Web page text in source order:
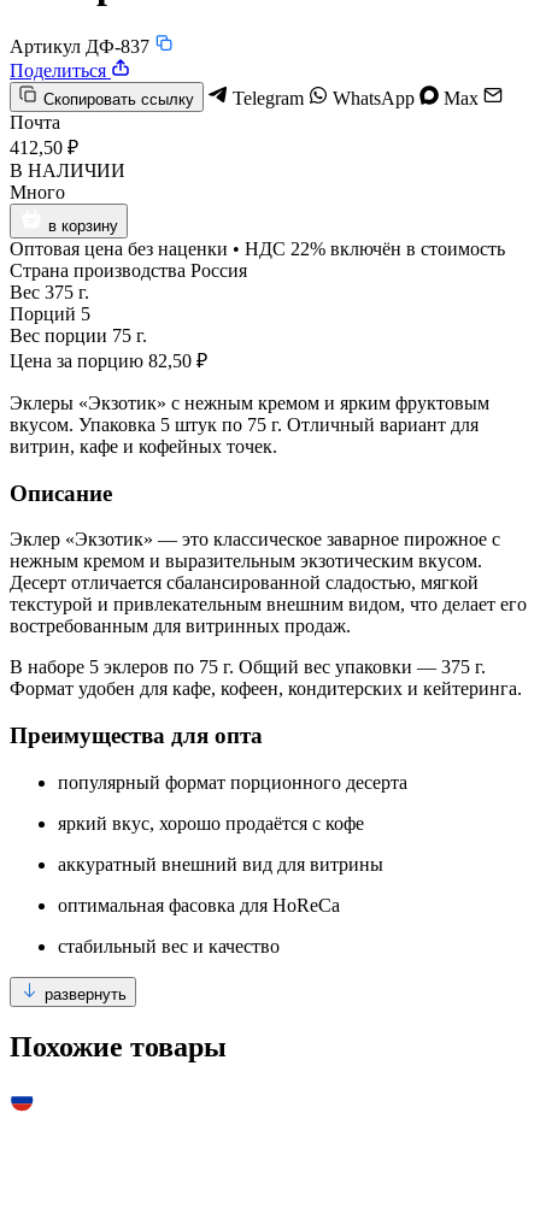
Артикул ДФ-837
Поделиться
Скопировать ссылку Telegram WhatsApp
Max
Почта
412,50 ₽
В НАЛИЧИИ
Много
в корзину
Оптовая цена без наценки • НДС 22% включён в стоимость
Страна производства Россия
Вес 375 г.
Порций 5
Вес порции 75 г.
Цена за порцию 82,50 ₽
Эклеры «Экзотик» с нежным кремом и ярким фруктовым
вкусом. Упаковка 5 штук по 75 г. Отличный вариант для
витрин, кафе и кофейных точек.
Описание
Эклер «Экзотик» — это классическое заварное пирожное с
нежным кремом и выразительным экзотическим вкусом.
Десерт отличается сбалансированной сладостью, мягкой
текстурой и привлекательным внешним видом, что делает его
востребованным для витринных продаж.
В наборе 5 эклеров по 75 г. Общий вес упаковки — 375 г.
Формат удобен для кафе, кофеен, кондитерских и кейтеринга.
Преимущества для опта
популярный формат порционного десерта
яркий вкус, хорошо продаётся с кофе
аккуратный внешний вид для витрины
оптимальная фасовка для HoReCa
стабильный вес и качество
развернуть
Похожие товары